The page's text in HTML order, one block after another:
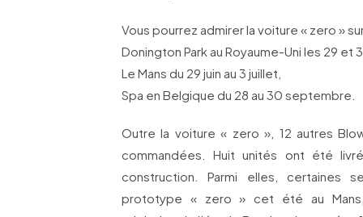
Vous pourrez admirer la voiture « zero »
Donington Park au Royaume-Uni les 29 et
Le Mans du 29 juin au 3 juillet,
Spa en Belgique du 28 au 30 septembre.
Outre la voiture « zero », 12 autres
commandées. Huit unités ont été
construction. Parmi elles, certaines
prototype « zero » cet été au